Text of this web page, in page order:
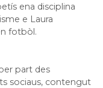
ena disciplina
e Laura
fotbòl.
part des
sociaus, contengut